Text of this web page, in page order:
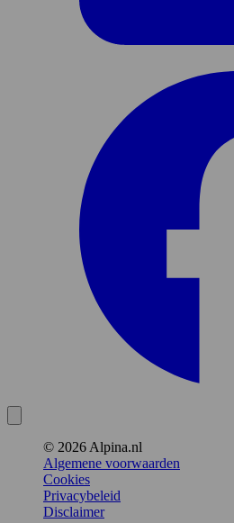
© 2026 Alpina.nl
Algemene voorwaarden
Cookies
Privacybeleid
Disclaimer